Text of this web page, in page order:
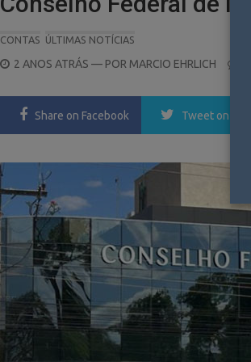
CONTAS ÚLTIMAS NOTÍCIAS
POSTED
2 ANOS ATRÁS — POR MARCIO EHRLICH
Share on Facebook Tweet on